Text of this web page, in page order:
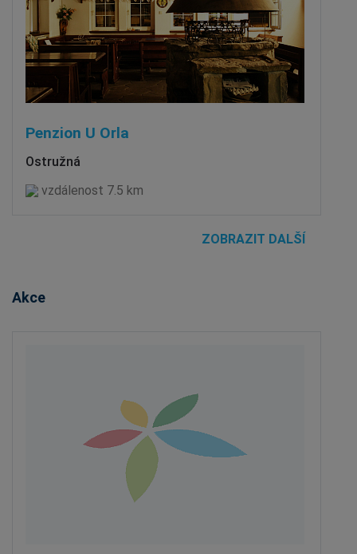
Penzion U Orla
Ostružná
vzdálenost 7.5 km
ZOBRAZIT DALŠÍ
Akce